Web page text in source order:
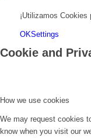
¡Utilizamos
OKSettings
Cookie and
How we use cookies
We may request cookies
know when you visit our